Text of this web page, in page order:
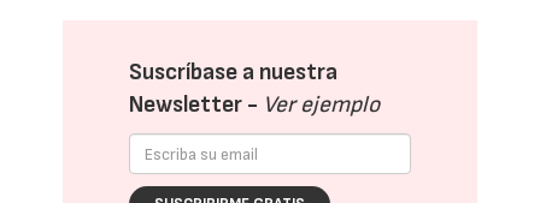
Suscríbase a nuestra
Newsletter - Ver ejemplo